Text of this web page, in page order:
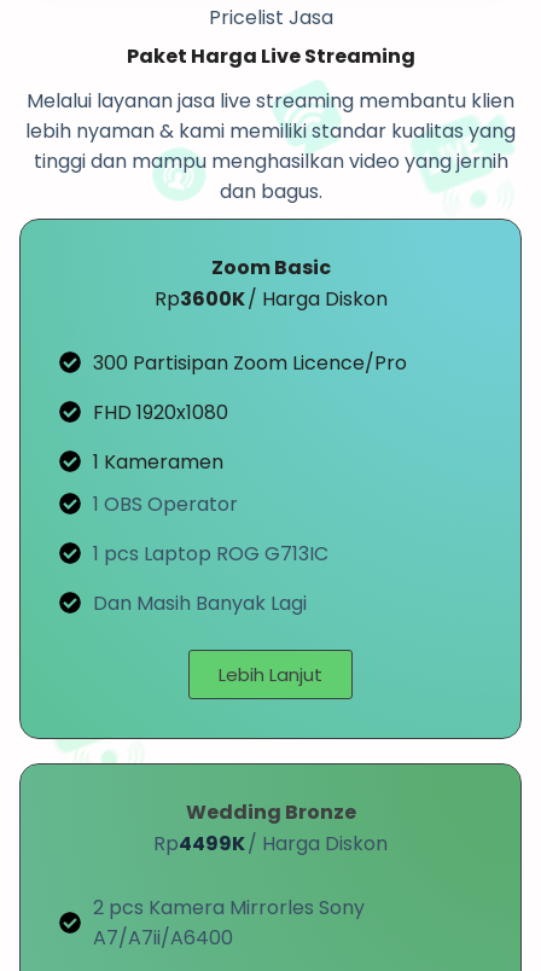
Pricelist Jasa
Paket Harga Live Streaming
Melalui layanan jasa live streaming membantu klien
lebih nyaman & kami memiliki standar kualitas yang
tinggi dan mampu menghasilkan video yang jernih
dan bagus.
Zoom Basic
Rp3600K/ Harga Diskon
300 Partisipan Zoom Licence/Pro
FHD 1920x1080
1 Kameramen
1 OBS Operator
1 pcs Laptop ROG G713IC
Dan Masih Banyak Lagi
Lebih Lanjut
Wedding Bronze
Rp4499K/ Harga Diskon
2 pcs Kamera Mirrorles Sony
A7/A7ii/A6400